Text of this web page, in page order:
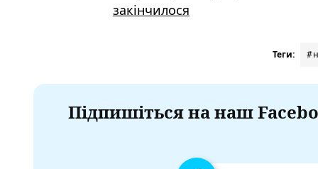
закінчилося
Теги:
Підпишіться на наш